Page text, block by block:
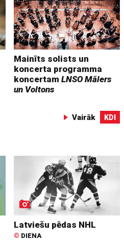
Mainīts solists un
koncerta programma
koncertamLNSO Mālers
un Voltons
Vairāk KDI
Latviešu pēdas NHL
© DIENA